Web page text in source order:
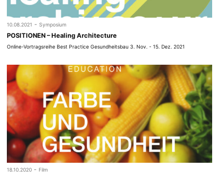
10.08.2021 - Symposium
POSITIONEN – Healing Architecture
Online-Vortragsreihe Best Practice Gesundheitsbau 3. Nov. - 15. Dez. 2021
18.10.2020 - Film